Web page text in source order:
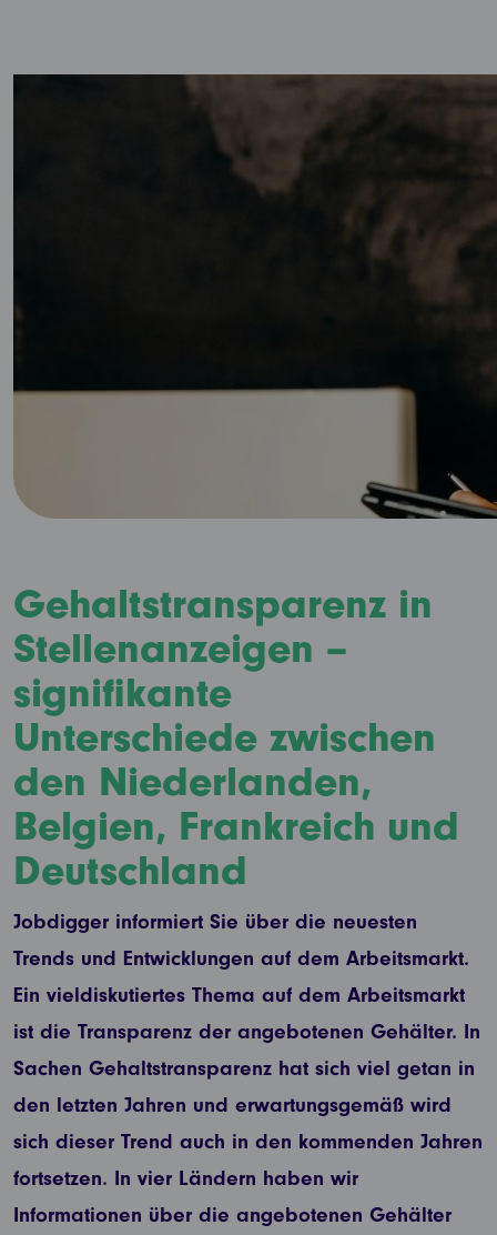
Gehaltstransparenz in
Stellenanzeigen –
signifikante
Unterschiede zwischen
den Niederlanden,
Belgien, Frankreich und
Deutschland
Jobdigger informiert Sie über die neuesten
Trends und Entwicklungen auf dem Arbeitsmarkt.
Ein vieldiskutiertes Thema auf dem Arbeitsmarkt
ist die Transparenz der angebotenen Gehälter. In
Sachen Gehaltstransparenz hat sich viel getan in
den letzten Jahren und erwartungsgemäß wird
sich dieser Trend auch in den kommenden Jahren
fortsetzen. In vier Ländern haben wir
Informationen über die angebotenen Gehälter